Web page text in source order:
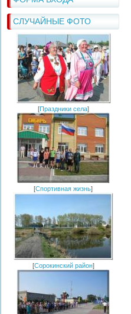
СЛУЧАЙНЫЕ ФОТО
[Праздники села]
[Спортивная жизнь]
[Сорокинский район]